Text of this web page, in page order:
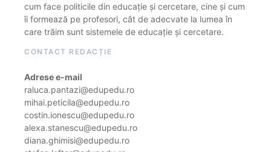
cum face politicile din educație și cercetare, cine și cum
îi formează pe profesori, cât de adecvate la lumea în
care trăim sunt sistemele de educație și cercetare.
CONTACT REDACȚIE
Adrese e-mail
raluca.pantazi@edupedu.ro
mihai.peticila@edupedu.ro
costin.ionescu@edupedu.ro
alexa.stanescu@edupedu.ro
diana.ghimisi@edupedu.ro